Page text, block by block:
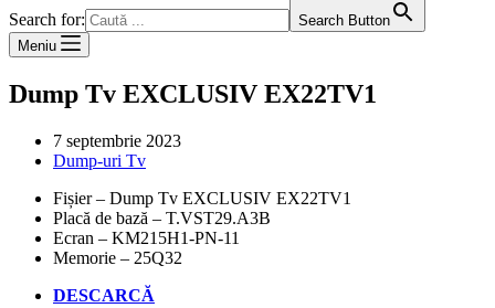
Search for:
Search Button
Meniu
Dump Tv EXCLUSIV EX22TV1
7 septembrie 2023
Dump-uri Tv
Fișier – Dump Tv EXCLUSIV EX22TV1
Placă de bază – T.VST29.A3B
Ecran – KM215H1-PN-11
Memorie – 25Q32
DESCARCĂ